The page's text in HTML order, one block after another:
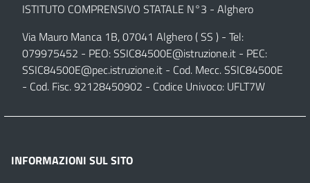
ISTITUTO COMPRENSIVO STATALE N°3 - Alghero
Via Mauro Manca 1B, 07041 Alghero ( SS ) - Tel:
079975452 - PEO:SSIC84500E@istruzione.it - PEC:
SSIC84500E@pec.istruzione.it - Cod. Mecc. SSIC84500E
- Cod. Fisc. 92128450902 - Codice Univoco: UFLT7W
INFORMAZIONI SUL SITO